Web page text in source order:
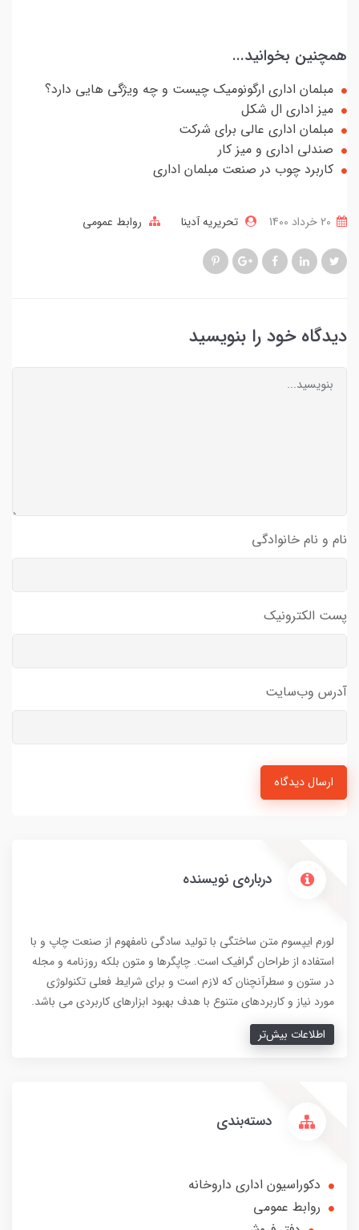
همچنین بخوانید...
مبلمان اداری ارگونومیک چیست و چه ویژگی هایی دارد؟
میز اداری ال شکل
مبلمان اداری عالی برای شرکت
صندلی اداری و میز کار
کاربرد چوب در صنعت مبلمان اداری
تحریریه آدینا روابط عمومی
دیدگاه خود را بنویسید
نام و نام خانوادگی
پست الکترونیک
آدرس وب‌سایت
ارسال دیدگاه
درباره‌ی نویسنده
لورم ایپسوم متن ساختگی با تولید سادگی نامفهوم از صنعت چاپ و با
استفاده از طراحان گرافیک است. چاپگرها و متون بلکه روزنامه و مجله
در ستون و سطرآنچنان که لازم است و برای شرایط فعلی تکنولوژی
مورد نیاز و کاربردهای متنوع با هدف بهبود ابزارهای کاربردی می باشد.
اطلاعات بیش‌تر
دسته‌بندی
دکوراسیون اداری داروخانه
روابط عمومی